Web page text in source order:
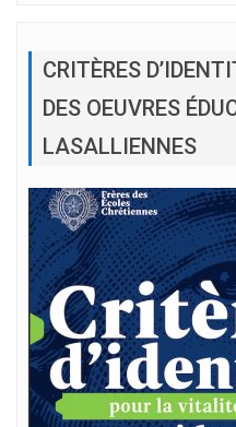
CRITÈRES
DES OEUVRES
LASALLIENNES